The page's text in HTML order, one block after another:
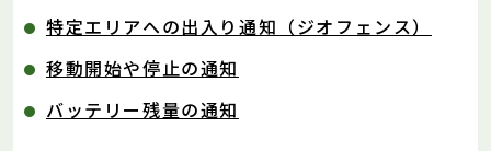
特定エリアへの出入り通知（ジオフェンス）
移動開始や停止の通知
バッテリー残量の通知